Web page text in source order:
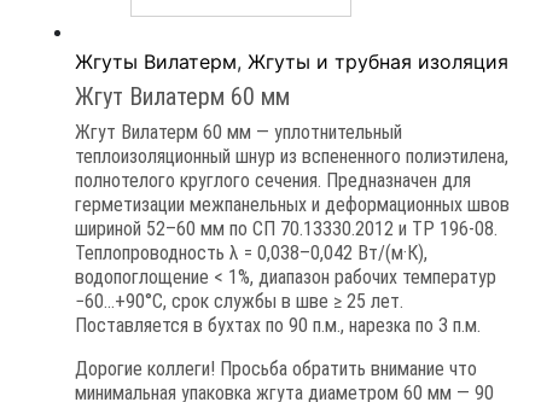
Жгуты Вилатерм,Жгуты и трубная изоляция
Жгут Вилатерм 60 мм
Жгут Вилатерм 60 мм — уплотнительный
теплоизоляционный шнур из вспененного полиэтилена,
полнотелого круглого сечения. Предназначен для
герметизации межпанельных и деформационных швов
шириной 52–60 мм по СП 70.13330.2012 и ТР 196-08.
Теплопроводность λ = 0,038–0,042 Вт/(м·К),
водопоглощение < 1%, диапазон рабочих температур
−60…+90°C, срок службы в шве ≥ 25 лет.
Поставляется в бухтах по 90 п.м., нарезка по 3 п.м.
Дорогие коллеги! Просьба обратить внимание что
минимальная упаковка жгута диаметром 60 мм — 90